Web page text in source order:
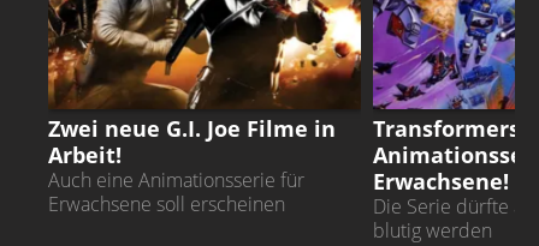
G.I. JOE
Zwei neue G.I. Joe Filme in
Arbeit!
Auch eine Animationsserie für
Erwachsene soll erscheinen
TRANSFORMERS
Transformers
Erwachsene!
Die Serie dürfte
blutig werden